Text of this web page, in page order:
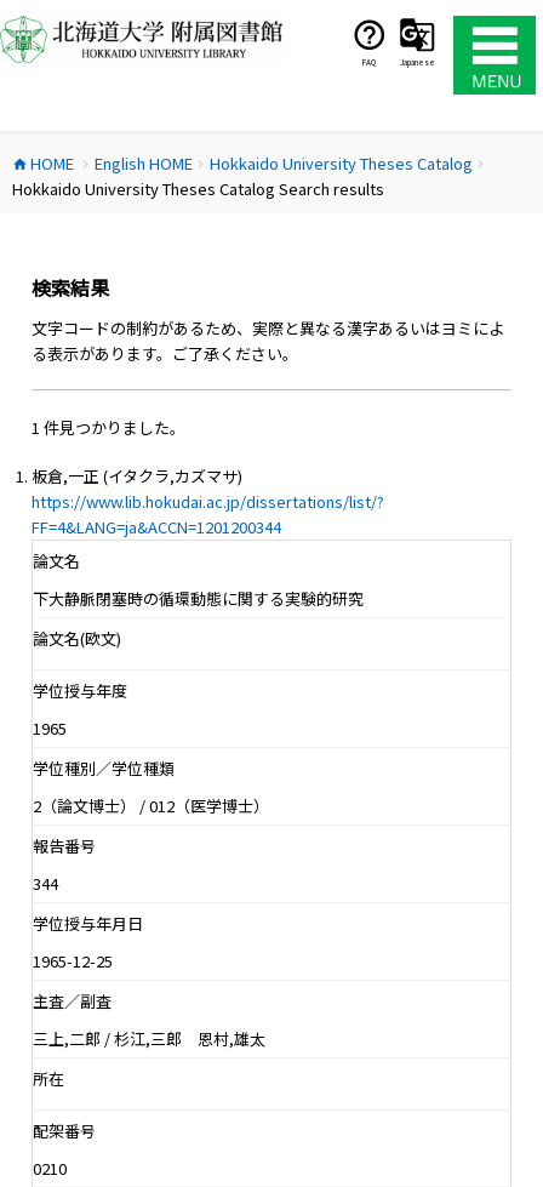
ン
テ
ス
キ
FAQ Japanese
home HOME chevron_right English HOMEchevron_right Hokkaido University Theses Catalog chevron_right
Hokkaido University Theses Catalog Search results
検索結果
文字コードの制約があるため、実際と異なる漢字あるいはヨミによ
る表示があります。ご了承ください。
1 件見つかりました。
板倉,一正 (イタクラ,カズマサ)
https://www.lib.hokudai.ac.jp/dissertations/list/?
FF=4&LANG=ja&ACCN=1201200344
論文名
下大静脈閉塞時の循環動態に関する実験的研究
論文名(欧文)
学位授与年度
1965
学位種別／学位種類
2（論文博士） / 012（医学博士）
報告番号
344
学位授与年月日
1965-12-25
主査／副査
三上,二郎 / 杉江,三郎 恩村,雄太
所在
配架番号
0210